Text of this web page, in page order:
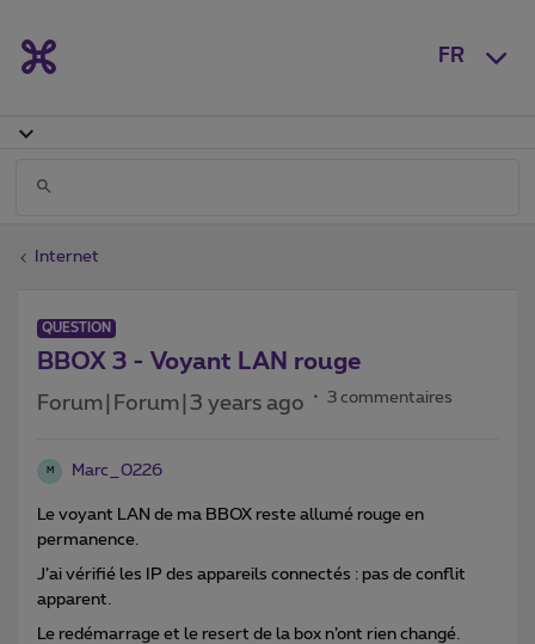
FR
Internet
QUESTION
BBOX 3 - Voyant LAN rouge
Forum|Forum|3 years ago 3 commentaires
M Marc_0226
Le voyant LAN de ma BBOX reste allumé rouge en
permanence.
J’ai vérifié les IP des appareils connectés : pas de conflit
apparent.
Le redémarrage et le resert de la box n’ont rien changé.